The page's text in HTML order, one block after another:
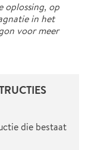
oplossing, op
in het
voor meer
die bestaat